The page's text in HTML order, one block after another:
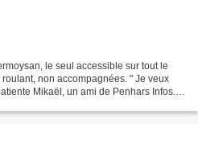
le seul accessible sur tout le
non accompagnées. " Je veux
Mikaël, un ami de Penhars Infos.